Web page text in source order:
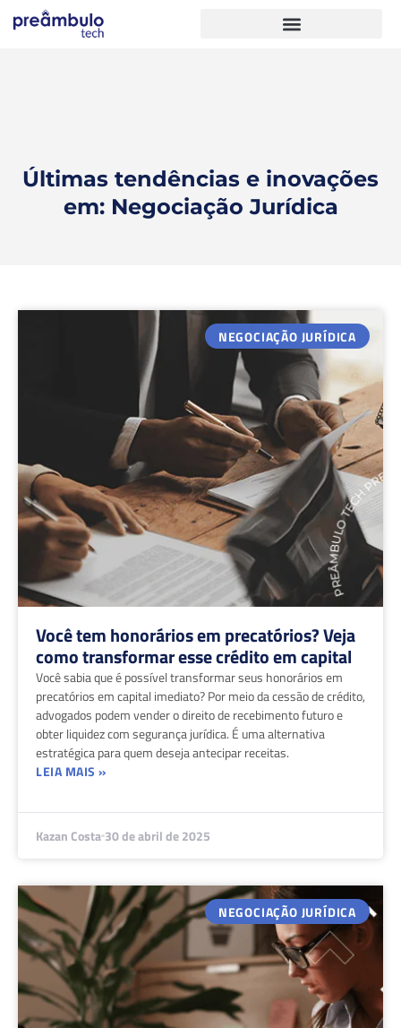
Últimas tendências e inovações
em: Negociação Jurídica
NEGOCIAÇÃO JURÍDICA
Você tem honorários em precatórios? Veja
como transformar esse crédito em capital
Você sabia que é possível transformar seus honorários em
precatórios em capital imediato? Por meio da cessão de crédito,
advogados podem vender o direito de recebimento futuro e
obter liquidez com segurança jurídica. É uma alternativa
estratégica para quem deseja antecipar receitas.
LEIA MAIS »
Kazan Costa 30 de abril de 2025
NEGOCIAÇÃO JURÍDICA